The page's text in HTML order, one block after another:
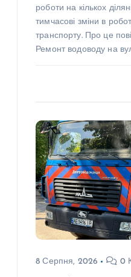
роботи на кількох
тимчасові зміни в
транспорту. Про це
Ремонт водоводу на
8 Серпня, 2026 0